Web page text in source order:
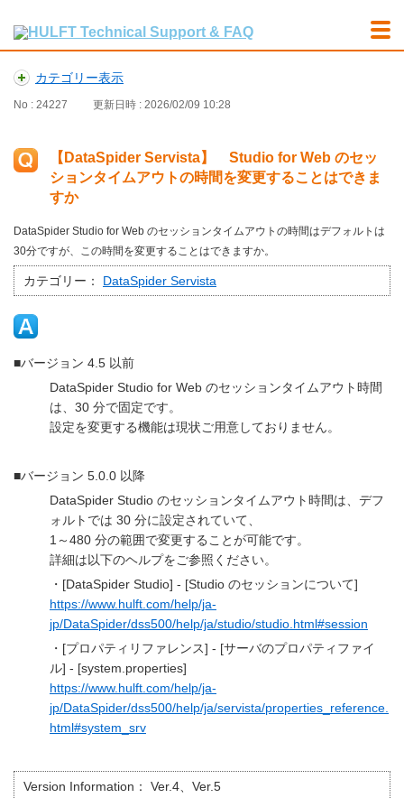
カテゴリー表示
No : 24227 更新日時 : 2026/02/09 10:28
【DataSpider Servista】 Studio for Web のセッ
ションタイムアウトの時間を変更することはできま
すか
DataSpider Studio for Web のセッションタイムアウトの時間はデフォルトは
30分ですが、この時間を変更することはできますか。
カテゴリー： DataSpider Servista
■バージョン 4.5 以前
DataSpider Studio for Web のセッションタイムアウト時間
は、30 分で固定です。
設定を変更する機能は現状ご用意しておりません。
■バージョン 5.0.0 以降
DataSpider Studio のセッションタイムアウト時間は、デフ
ォルトでは 30 分に設定されていて、
1～480 分の範囲で変更することが可能です。
詳細は以下のヘルプをご参照ください。
・[DataSpider Studio] - [Studio のセッションについて]
https://www.hulft.com/help/ja-
jp/DataSpider/dss500/help/ja/studio/studio.html#session
・[プロパティリファレンス] - [サーバのプロパティファイ
ル] - [system.properties]
https://www.hulft.com/help/ja-
jp/DataSpider/dss500/help/ja/servista/properties_reference.
html#system_srv
Version Information：
Ver.4、Ver.5